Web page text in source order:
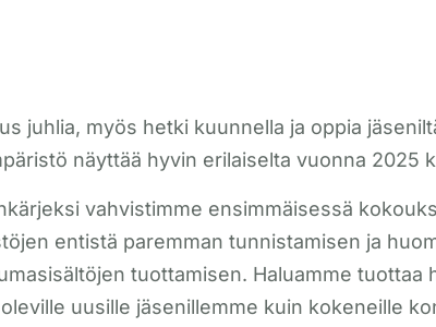
juhlia, myös hetki kuunnella ja oppia
näyttää hyvin erilaiselta vuonna 2025
vahvistimme ensimmäisessä
entistä paremman tunnistamisen ja
tuottamisen. Haluamme tuottaa
uusille jäsenillemme kuin kokeneille